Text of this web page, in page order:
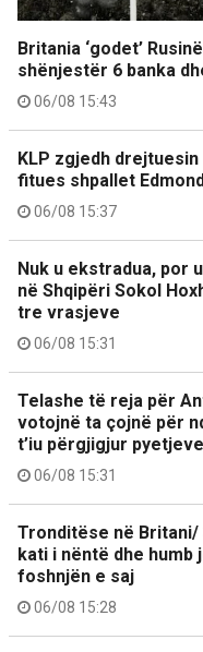
Britania ‘godet’
shënjestër 6 banka
06/08 15:43
KLP zgjedh
fitues shpallet
06/08 15:37
Nuk u ekstradua, por
në Shqipëri Sokol
tre vrasjeve
06/08 15:31
Telashe të reja për
votojnë ta çojnë për
t’iu përgjigjur
06/08 15:31
Tronditëse në
kati i nëntë dhe
foshnjën e saj
06/08 15:28